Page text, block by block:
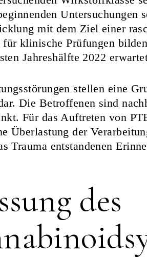
Untersuchungen
mit dem Ziel einer
klinische Prüfungen
Jahreshälfte 2022
stellen eine
Die Betroffenen sind
Für das Auftreten von
Überlastung der
Trauma entstandenen
des